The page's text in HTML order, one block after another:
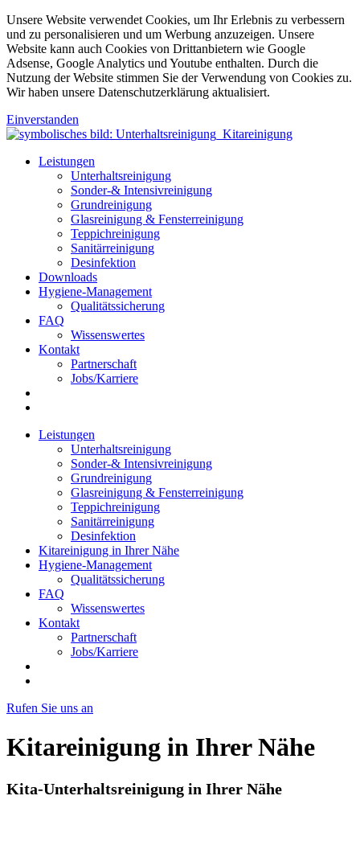
Unsere Website verwendet Cookies, um Ihr Erlebnis zu verbessern
und zu personalisieren und um Werbung anzuzeigen. Unsere
Website kann auch Cookies von Drittanbietern wie Google
Adsense, Google Analytics und Youtube enthalten. Durch die
Nutzung der Website stimmen Sie der Verwendung von Cookies zu.
Wir haben unsere Datenschutzerklärung aktualisiert.
Einverstanden
Leistungen
Unterhaltsreinigung
Sonder-& Intensivreinigung
Grundreinigung
Glasreinigung & Fensterreinigung
Teppichreinigung
Sanitärreinigung
Desinfektion
Downloads
Hygiene-Management
Qualitätssicherung
FAQ
Wissenswertes
Kontakt
Partnerschaft
Jobs/Karriere
Leistungen
Unterhaltsreinigung
Sonder-& Intensivreinigung
Grundreinigung
Glasreinigung & Fensterreinigung
Teppichreinigung
Sanitärreinigung
Desinfektion
Kitareinigung in Ihrer Nähe
Hygiene-Management
Qualitätssicherung
FAQ
Wissenswertes
Kontakt
Partnerschaft
Jobs/Karriere
Rufen Sie uns an
Kitareinigung in Ihrer Nähe
Kita-Unterhaltsreinigung in Ihrer Nähe